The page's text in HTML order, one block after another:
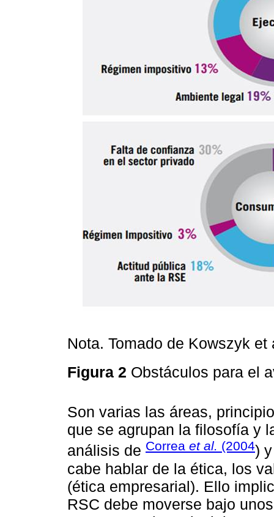
Nota. Tomado de Kowszyk et
Figura 2 Obstáculos para el
Son varias las áreas,
que se agrupan la filosofía y
análisis de Correa et al. (2004)
cabe hablar de la ética, los
(ética empresarial). Ello
RSC debe moverse bajo